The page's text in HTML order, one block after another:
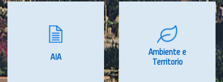
AIA
Ambiente e
Territorio